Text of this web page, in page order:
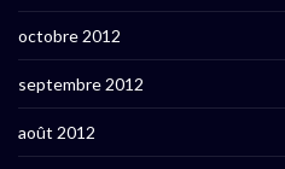
octobre 2012
septembre 2012
août 2012